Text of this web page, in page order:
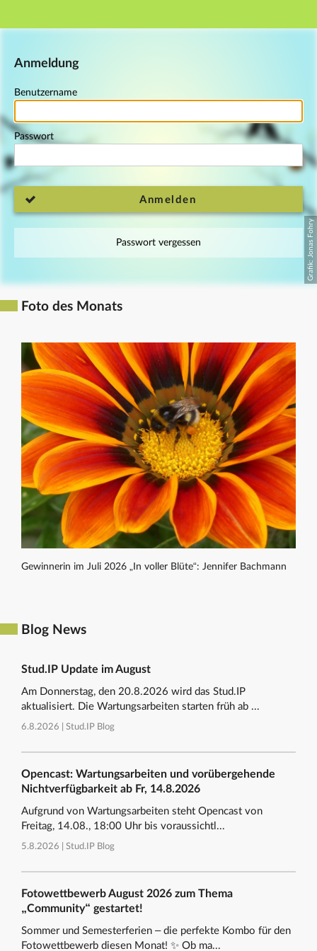
Hauptnavigation
Anmeldung
Benutzername
Passwort
Anmelden
Passwort vergessen
Foto des Monats
Gewinnerin im Juli 2026 „In voller Blüte“: Jennifer Bachmann
Blog News
Stud.IP Update im August
Am Donnerstag, den 20.8.2026 wird das Stud.IP
aktualisiert. Die Wartungsarbeiten starten früh ab ...
6.8.2026 | Stud.IP Blog
Opencast: Wartungsarbeiten und vorübergehende
Nichtverfügbarkeit ab Fr, 14.8.2026
Aufgrund von Wartungsarbeiten steht Opencast von
Freitag, 14.08., 18:00 Uhr bis voraussichtl...
5.8.2026 | Stud.IP Blog
Fotowettbewerb August 2026 zum Thema
„Community“ gestartet!
Sommer und Semesterferien – die perfekte Kombo für den
Fotowettbewerb diesen Monat! ✨ Ob ma...